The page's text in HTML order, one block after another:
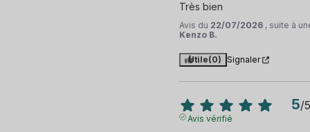
Très bien
Avis du 22/07/2026 , suite à
Kenzo B.
Utile(0) Signaler
5/5
Avis vérifié